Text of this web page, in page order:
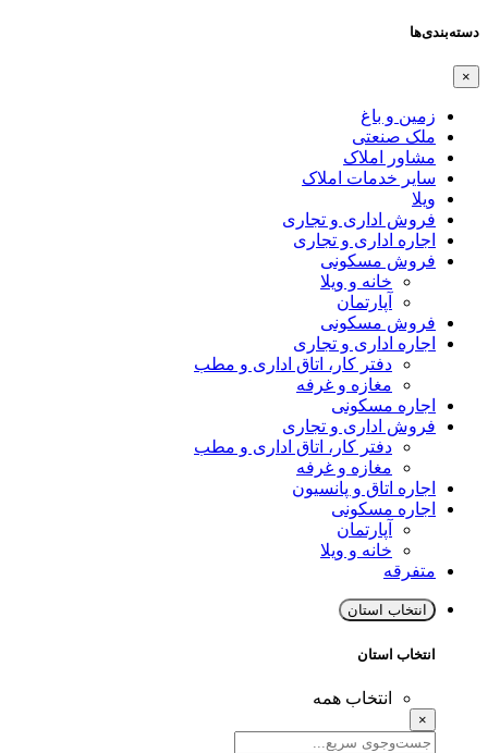
دسته‌بندی‌ها
×
زمین و باغ
ملک صنعتی
مشاور املاک
سایر خدمات املاک
ویلا
فروش اداری و تجاری
اجاره اداری و تجاری
فروش مسکونی
خانه و ویلا
آپارتمان
فروش مسکونی
اجاره اداری و تجاری
دفتر کار، اتاق اداری و مطب
مغازه و غرفه
اجاره مسکونی
فروش اداری و تجاری
دفتر کار، اتاق اداری و مطب
مغازه و غرفه
اجاره اتاق و پانسیون
اجاره مسکونی
آپارتمان
خانه و ویلا
متفرقه
انتخاب استان
انتخاب استان
انتخاب همه
×